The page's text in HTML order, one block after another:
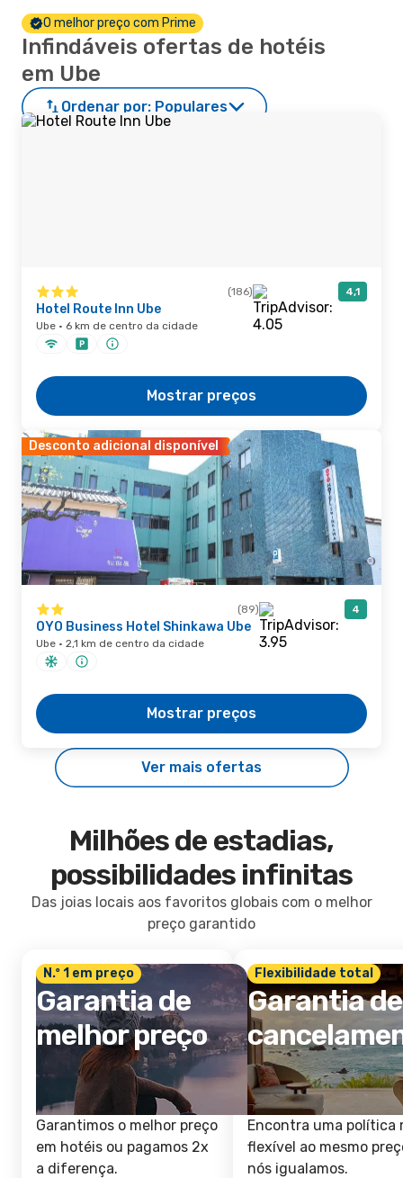
O melhor preço com Prime
Infindáveis ofertas de hotéis
em Ube
Ordenar por: Populares
(186) 4,1
Hotel Route Inn Ube
Ube · 6 km de centro da cidade
Mostrar preços
Desconto adicional disponível
(89) 4
OYO Business Hotel Shinkawa Ube
Ube · 2,1 km de centro da cidade
Mostrar preços
Ver mais ofertas
Milhões de estadias,
possibilidades infinitas
Das joias locais aos favoritos globais com o melhor
preço garantido
N.º 1 em preço
Garantia de
melhor preço
Garantimos o melhor preço
em hotéis ou pagamos 2x
a diferença.
Flexibilidade total
Garantia de
Encontra uma política
flexível ao mesmo
nós igualamos.